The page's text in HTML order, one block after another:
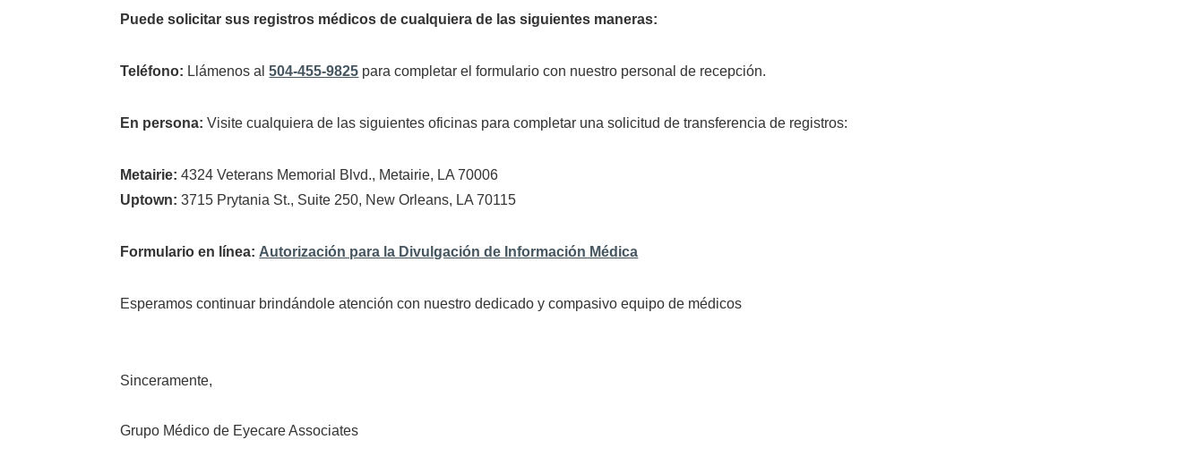
Puede solicitar sus registros médicos de cualquiera de las siguientes maneras:
Teléfono: Llámenos al504-455-9825 para completar el formulario con nuestro personal de recepción.
En persona: Visite cualquiera de las siguientes oficinas para completar una solicitud de transferencia de registros:
Metairie: 4324 Veterans Memorial Blvd., Metairie, LA 70006
Uptown: 3715 Prytania St., Suite 250, New Orleans, LA 70115
Formulario en línea: Autorización para la Divulgación de Información Médica
Esperamos continuar brindándole atención con nuestro dedicado y compasivo equipo de médicos
Sinceramente,
Grupo Médico de Eyecare Associates